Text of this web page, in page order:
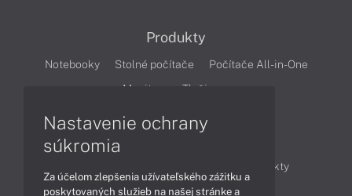
Produkty
Notebooky Stolné počítače
Počítače All-in-One
Monitory
Tlačiarne
Produkty
Technológie
Videá
Nastavenie ochrany
súkromia
Za účelom zlepšenia užívateľského zážitku a
poskytovaných služieb na našej stránke a